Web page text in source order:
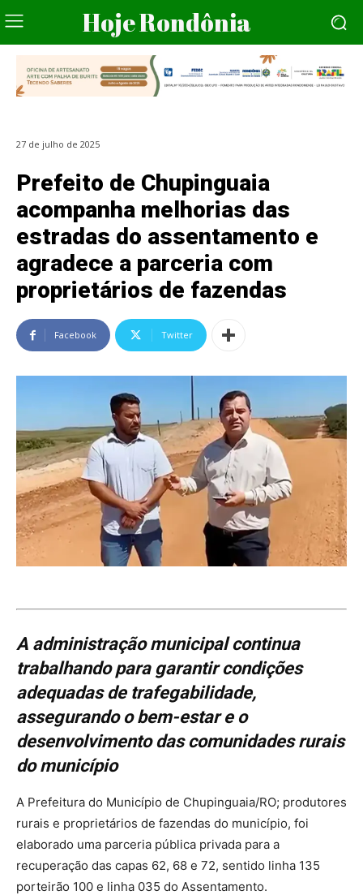
Hoje Rondônia
27 de julho de 2025
Prefeito de Chupinguaia
acompanha melhorias das
estradas do assentamento e
agradece a parceria com
proprietários de fazendas
Facebook Twitter
A administração municipal continua
trabalhando para garantir condições
adequadas de trafegabilidade,
assegurando o bem-estar e o
desenvolvimento das comunidades rurais
do município
A Prefeitura do Município de Chupinguaia/RO; produtores
rurais e proprietários de fazendas do município, foi
elaborado uma parceria pública privada para a
recuperação das capas 62, 68 e 72, sentido linha 135
porteirão 100 e linha 035 do Assentamento.